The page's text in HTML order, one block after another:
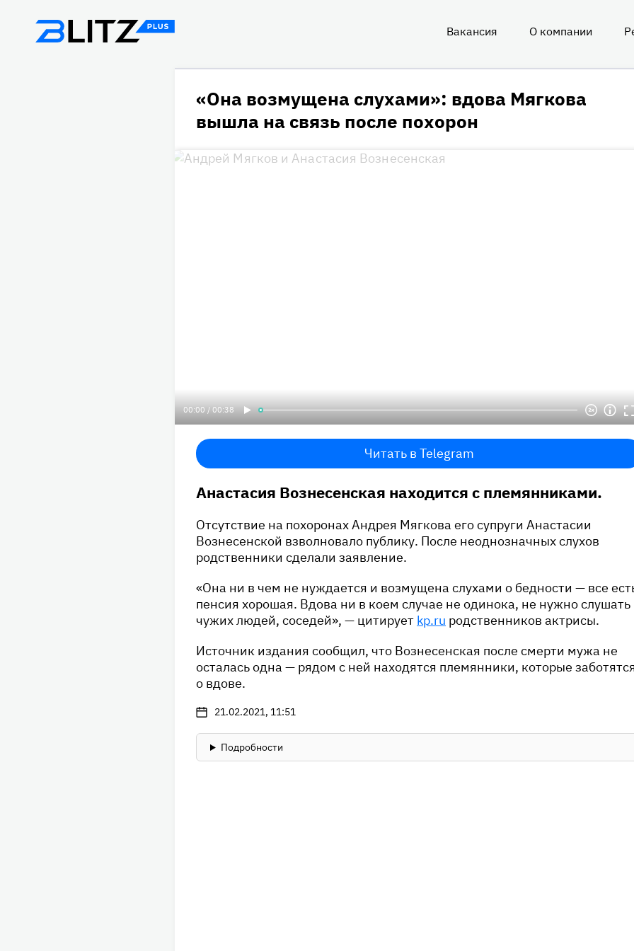
Вакансия О компании
«Она возмущена слухами»: вдова Мягкова
вышла на связь после похорон
00:00 / 00:38
Читать в Telegram
Анастасия Вознесенская находится с племянниками.
Отсутствие на похоронах Андрея Мягкова его супруги Анастасии
Вознесенской взволновало публику. После неоднозначных слухов
родственники сделали заявление.
«Она ни в чем не нуждается и возмущена слухами о бедности — все
пенсия хорошая. Вдова ни в коем случае не одинока, не нужно слушать
чужих людей, соседей», — цитирует kp.ru родственников актрисы.
Источник издания сообщил, что Вознесенская после смерти мужа не
осталась одна — рядом с ней находятся племянники, которые
о вдове.
21.02.2021, 11:51
Подробности